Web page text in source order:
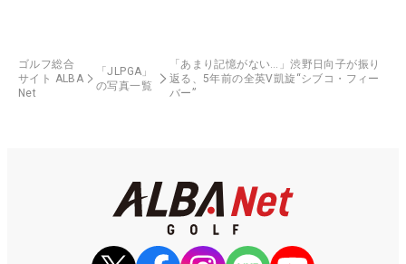
ゴルフ総合
サイト ALBA
Net
「JLPGA」
の写真一覧
「あまり記憶がない…」渋野日向子が振り
返る、5年前の全英V凱旋“シブコ・フィー
バー”